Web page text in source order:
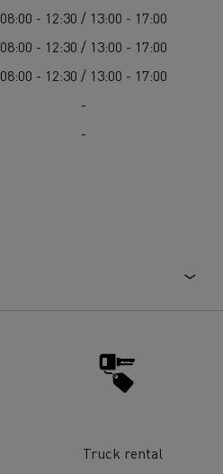
08:00 - 12:30 / 13:00 - 17:00
08:00 - 12:30 / 13:00 - 17:00
08:00 - 12:30 / 13:00 - 17:00
-
-
Truck rental